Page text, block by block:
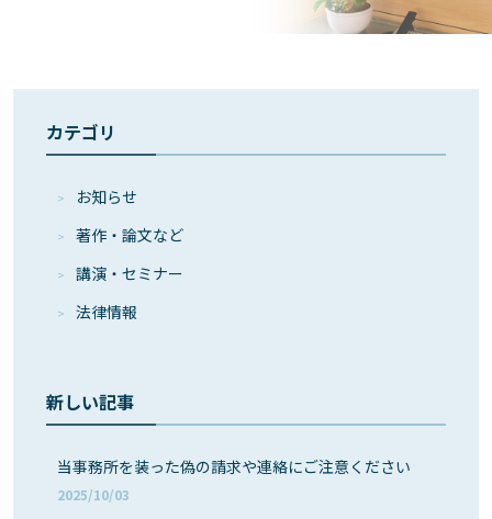
カテゴリ
お知らせ
著作・論⽂など
講演・セミナー
法律情報
新しい記事
当事務所を装った偽の請求や連絡にご注意ください
2025/10/03